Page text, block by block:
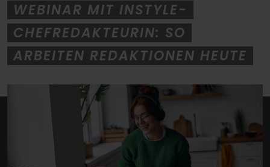
WEBINAR MIT INSTYLE-
CHEFREDAKTEURIN: SO
ARBEITEN REDAKTIONEN HEUTE